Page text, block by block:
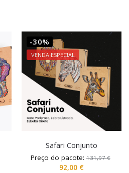
-30%
VENDA ESPECIAL
Safari Conjunto
Preço do pacote:131,97€
92,00 €